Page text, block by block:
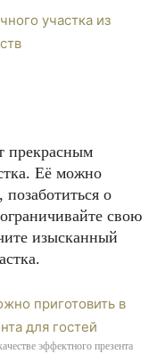
прекрасным
Её можно
позаботиться о
свою
изысканный
эффектного презента